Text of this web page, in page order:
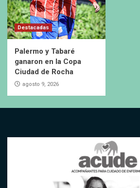
Destacadas
Palermo y Tabaré
ganaron en la Copa
Ciudad de Rocha
agosto 9, 2026